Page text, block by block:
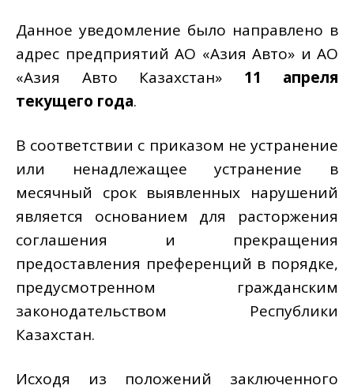
Данное уведомление было направлено в
адрес предприятий АО «Азия Авто» и АО
«Азия Авто Казахстан» 11 апреля
текущего года.
В соответствии с приказом не устранение
или ненадлежащее устранение в
месячный срок выявленных нарушений
является основанием для расторжения
соглашения и прекращения
предоставления преференций в порядке,
предусмотренном гражданским
законодательством Республики
Казахстан.
Исходя из положений заключенного